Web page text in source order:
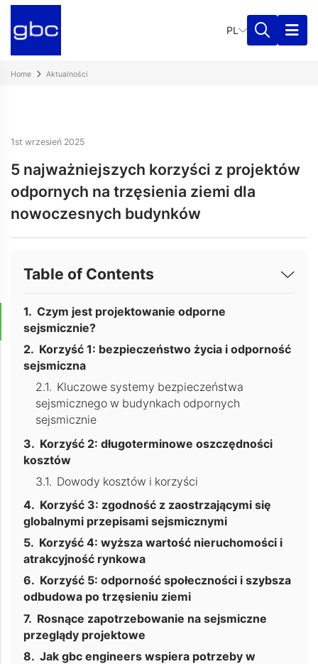
PL
Home Aktualności
1st wrzesień 2025
5 najważniejszych korzyści z projektów
odpornych na trzęsienia ziemi dla
nowoczesnych budynków
Table of Contents
Czym jest projektowanie odporne
sejsmicznie?
Korzyść 1: bezpieczeństwo życia i odporność
sejsmiczna
Kluczowe systemy bezpieczeństwa
sejsmicznego w budynkach odpornych
sejsmicznie
Korzyść 2: długoterminowe oszczędności
kosztów
Dowody kosztów i korzyści
Korzyść 3: zgodność z zaostrzającymi się
globalnymi przepisami sejsmicznymi
Korzyść 4: wyższa wartość nieruchomości i
atrakcyjność rynkowa
Korzyść 5: odporność społeczności i szybsza
odbudowa po trzęsieniu ziemi
Rosnące zapotrzebowanie na sejsmiczne
przeglądy projektowe
Jak gbc engineers wspiera potrzeby w